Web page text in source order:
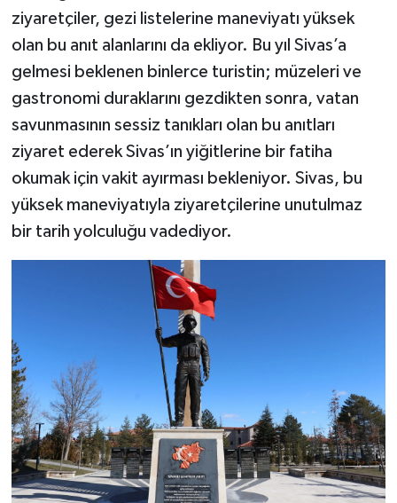
ziyaretçiler, gezi listelerine maneviyatı yüksek
olan bu anıt alanlarını da ekliyor. Bu yıl Sivas’a
gelmesi beklenen binlerce turistin; müzeleri ve
gastronomi duraklarını gezdikten sonra, vatan
savunmasının sessiz tanıkları olan bu anıtları
ziyaret ederek Sivas’ın yiğitlerine bir fatiha
okumak için vakit ayırması bekleniyor. Sivas, bu
yüksek maneviyatıyla ziyaretçilerine unutulmaz
bir tarih yolculuğu vadediyor.